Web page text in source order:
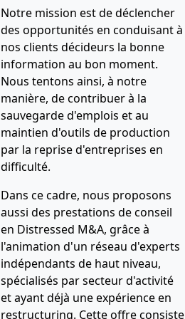
Notre mission est de déclencher
des opportunités en conduisant à
nos clients décideurs la bonne
information au bon moment.
Nous tentons ainsi, à notre
manière, de contribuer à la
sauvegarde d'emplois et au
maintien d'outils de production
par la reprise d'entreprises en
difficulté.
Dans ce cadre, nous proposons
aussi des prestations de conseil
en Distressed M&A, grâce à
l'animation d'un réseau d'experts
indépendants de haut niveau,
spécialisés par secteur d'activité
et ayant déjà une expérience en
restructuring. Cette offre consiste